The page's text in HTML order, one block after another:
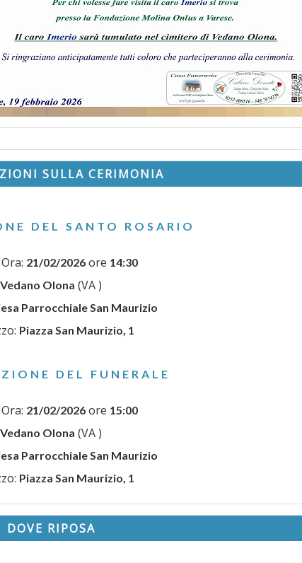
SULLA CERIMONIA
DEL SANTO ROSARIO
21/02/2026 ore 14:30
Vedano Olona (VA )
Parrocchiale San Maurizio
Piazza San Maurizio, 1
DEL FUNERALE
21/02/2026 ore 15:00
Vedano Olona (VA )
Parrocchiale San Maurizio
Piazza San Maurizio, 1
DOVE RIPOSA